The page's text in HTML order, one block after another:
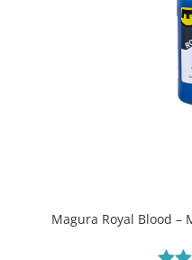
Magura Royal Blood –